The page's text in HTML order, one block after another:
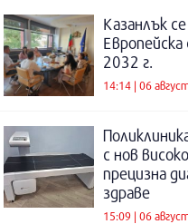
Казанлък
2032 г.
14:14 | 06
с нов
прецизна
здраве
15:09 | 06